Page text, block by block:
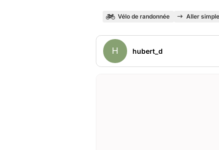
Vélo de randonnée Aller simple
H hubert_d